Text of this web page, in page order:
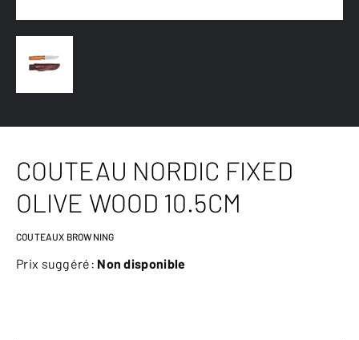
COUTEAU NORDIC FIXED
OLIVE WOOD 10.5CM
COUTEAUX BROWNING
Prix suggéré: Non disponible